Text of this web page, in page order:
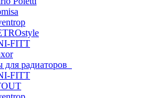
FITT
радиаторов
FITT